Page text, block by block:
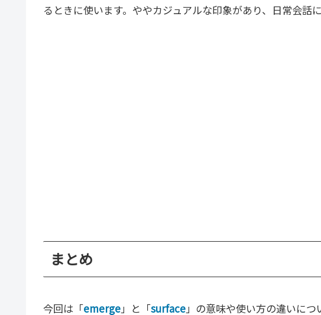
るときに使います。ややカジュアルな印象があり、日常会話
まとめ
今回は「emerge」と「surface」の意味や使い方の違いにつ